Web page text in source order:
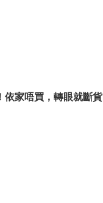
依家唔買，轉眼就斷貨